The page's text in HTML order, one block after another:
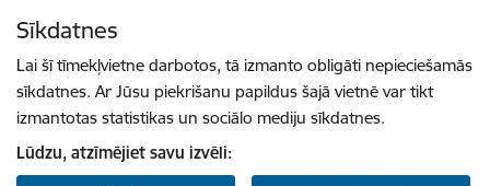
Sīkdatnes
Lai šī tīmekļvietne darbotos, tā izmanto obligāti nepieciešamās
sīkdatnes. Ar Jūsu piekrišanu papildus šajā vietnē var tikt
izmantotas statistikas un sociālo mediju sīkdatnes.
Lūdzu, atzīmējiet savu izvēli: